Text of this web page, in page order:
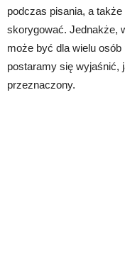
podczas pisania, a
skorygować. Jednakże,
może być dla wielu
postaramy się wyjaśnić,
przeznaczony.